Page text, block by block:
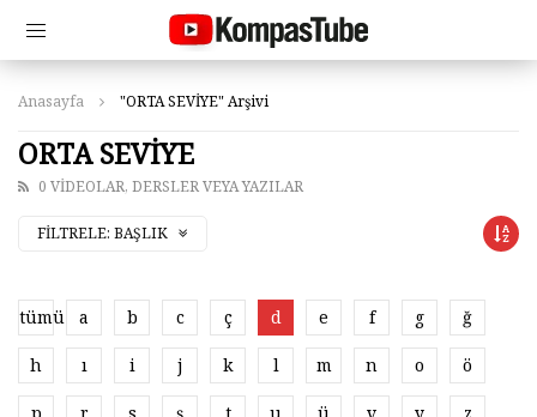
Anasayfa "ORTA SEVİYE" Arşivi
ORTA SEVİYE
0 VIDEOLAR, DERSLER VEYA YAZILAR
FILTRELE: BAŞLIK
tümü a b c ç d e f g ğ
h ı i j k l m n o ö